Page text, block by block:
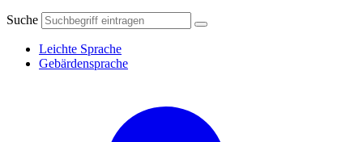
Suche
Leichte Sprache
Gebärdensprache